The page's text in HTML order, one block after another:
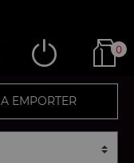
0
A EMPORTER